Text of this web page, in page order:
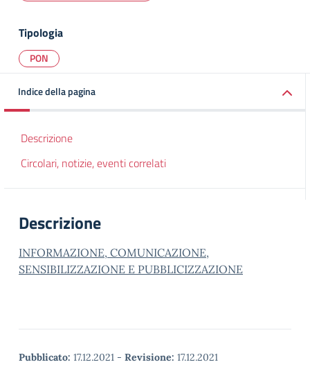
Tipologia
PON
Indice della pagina
Descrizione
Circolari, notizie, eventi correlati
Descrizione
INFORMAZIONE, COMUNICAZIONE,
SENSIBILIZZAZIONE E PUBBLICIZZAZIONE
Pubblicato: 17.12.2021 - Revisione: 17.12.2021